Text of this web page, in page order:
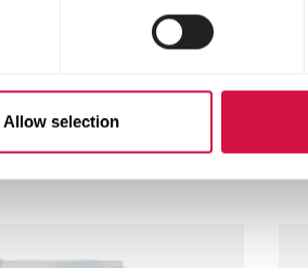
Allow selection